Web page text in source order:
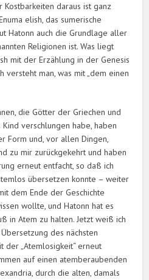
Kostbarkeiten daraus ist ganz
elish, das sumerische
Hatonn auch die Grundlage aller
Religionen ist. Was liegt
mit der Erzählung in der Genesis
man, was mit „dem einen
die Götter der Griechen und
verschlungen habe, haben
Form und, vor allen Dingen,
zu mir zurückgekehrt und haben
erneut entfacht, so daß ich
übersetzen konnte – weiter
dem Ende der Geschichte
wollte, und Hatonn hat es
in Atem zu halten. Jetzt weiß ich
des nächsten
der „Atemlosigkeit“ erneut
auf einen atemberaubenden
durch die alten, damals